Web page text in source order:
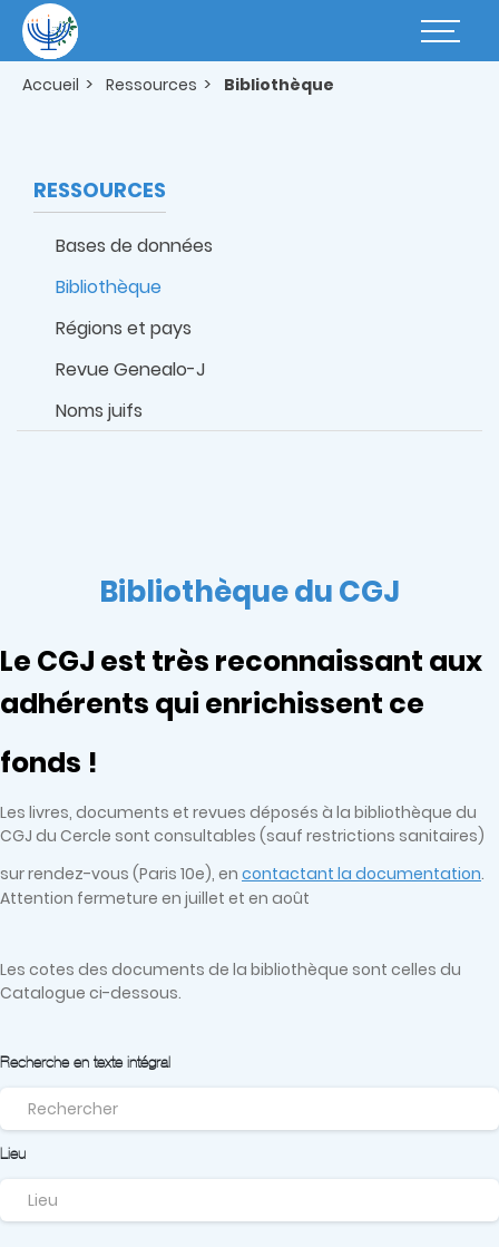
contenu
principal
Basculer
Accueil Ressources Bibliothèque
RESSOURCES
Bases de données
Bibliothèque
Régions et pays
Revue Genealo-J
Noms juifs
Bibliothèque du CGJ
Le CGJ est très reconnaissant aux
adhérents qui enrichissent ce
fonds !
Les livres, documents et revues déposés à la bibliothèque du
CGJ du Cercle sont consultables (sauf restrictions sanitaires)
sur rendez-vous (Paris 10e), en contactant la documentation.
Attention fermeture en juillet et en août
Les cotes des documents de la bibliothèque sont celles du
Catalogue ci-dessous.
Recherche en texte intégral
Lieu